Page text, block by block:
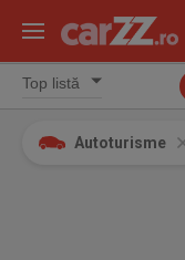
Autoturisme